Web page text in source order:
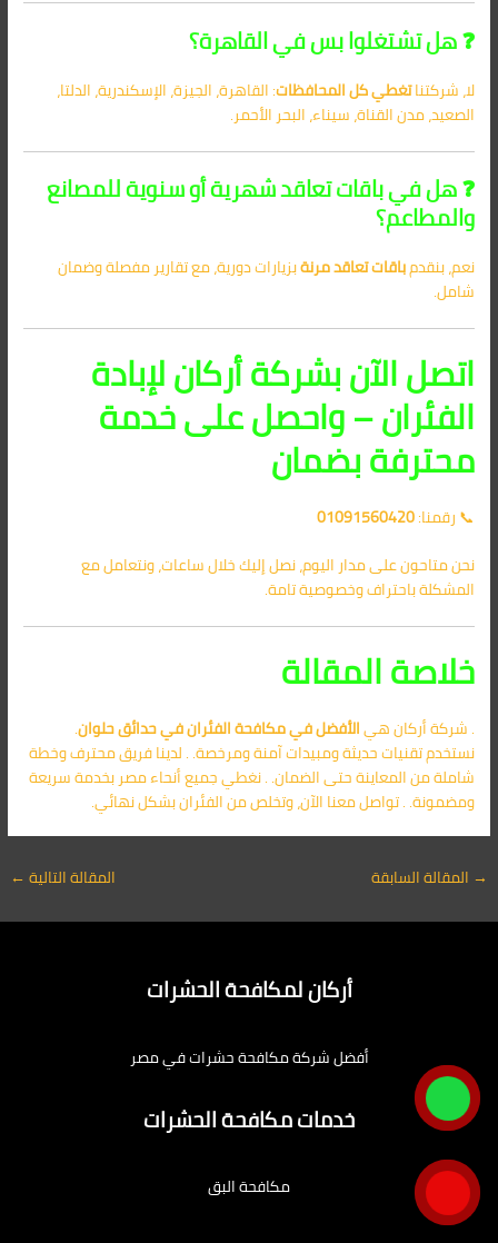
❓ هل تشتغلوا بس في القاهرة؟
لا، شركتناتغطي كل المحافظات: القاهرة، الجيزة، الإسكندرية، الدلتا،
الصعيد، مدن القناة، سيناء، البحر الأحمر.
❓ هل في باقات تعاقد شهرية أو سنوية للمصانع
والمطاعم؟
نعم، بنقدمباقات تعاقد مرنةبزيارات دورية، مع تقارير مفصلة وضمان
شامل.
اتصل الآن بشركة أركان لإبادة
الفئران – واحصل على خدمة
محترفة بضمان
📞 رقمنا:01091560420
نحن متاحون على مدار اليوم، نصل إليك خلال ساعات، ونتعامل مع
المشكلة باحتراف وخصوصية تامة.
خلاصة المقالة
. شركة أركان هيالأفضل فيمكافحة الفئران في حدائق حلوان.
نستخدم تقنيات حديثة ومبيدات آمنة ومرخصة. . لدينا فريق محترف وخطة
شاملة من المعاينة حتى الضمان. . نغطي جميع أنحاء مصر بخدمة سريعة
ومضمونة. . تواصل معنا الآن، وتخلص من الفئران بشكل نهائي.
→ المقالة السابقة المقالة التالية←
أركان لمكافحة الحشرات
أفضل شركة مكافحة حشرات في مصر
خدمات مكافحة الحشرات
مكافحة البق